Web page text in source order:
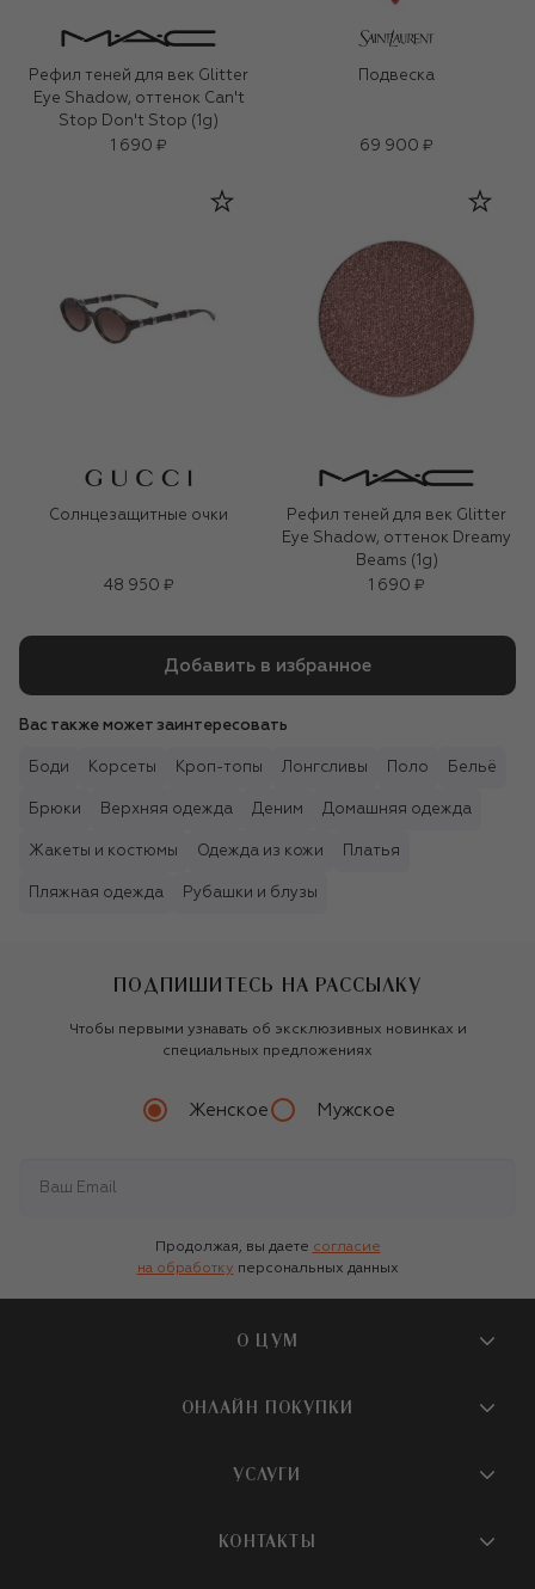
Рефил теней для век Glitter
Eye Shadow, оттенок Can't
Stop Don't Stop (1g)
1 690 ₽
Подвеска
69 900 ₽
Солнцезащитные очки
48 950 ₽
Рефил теней для век Glitter
Eye Shadow, оттенок Dreamy
Beams (1g)
1 690 ₽
Добавить в избранное
Вас также может заинтересовать
Боди Корсеты Кроп-топы Лонгсливы Поло Бельё
Брюки Верхняя одежда Деним Домашняя одежда
Жакеты и костюмы Одежда из кожи Платья
Пляжная одежда Рубашки и блузы
ПОДПИШИТЕСЬ НА РАССЫЛКУ
Чтобы первыми узнавать об эксклюзивных новинках и
специальных предложениях
Женское Мужское
Продолжая, вы даете согласие
на обработку персональных данных
О ЦУМ
О магазине
Бутики и ПВЗ ЦУМ
ОНЛАЙН ПОКУПКИ
Доставка
УСЛУГИ
КОНТАКТЫ